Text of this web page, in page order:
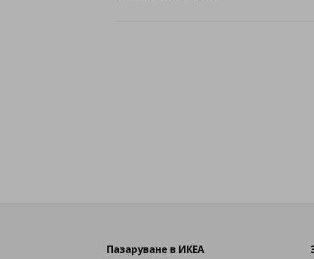
Пазаруване в ИКЕА